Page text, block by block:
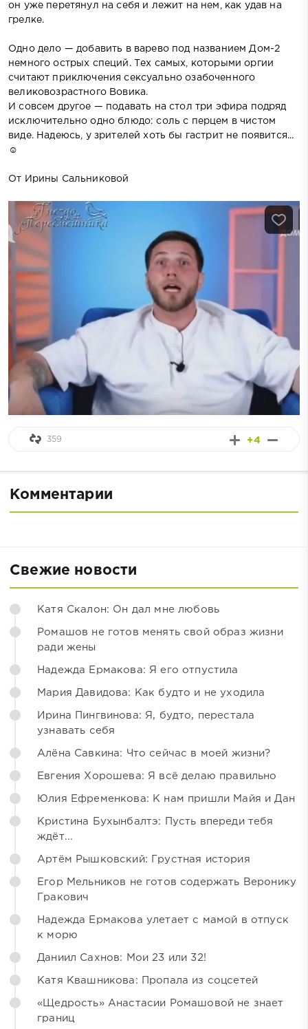
он уже перетянул на себя и лежит на нем, как удав на
грелке.
Одно дело — добавить в варево под названием Дом-2
немного острых специй. Тех самых, которыми оргии
считают приключения сексуально озабоченного
великовозрастного Вовика.
И совсем другое — подавать на стол три эфира подряд
исключительно одно блюдо: соль с перцем в чистом
виде. Надеюсь, у зрителей хоть бы гастрит не появится...
☺
От Ирины Сальниковой
+4
359
Комментарии
Свежие новости
Катя Скалон: Он дал мне любовь
Ромашов не готов менять свой образ жизни
ради жены
Надежда Ермакова: Я его отпустила
Мария Давидова: Как будто и не уходила
Ирина Пингвинова: Я, будто, перестала
узнавать себя
Алёна Савкина: Что сейчас в моей жизни?
Евгения Хорошева: Я всё делаю правильно
Юлия Ефременкова: К нам пришли Майя и Дан
Кристина Бухынбалтэ: Пусть впереди тебя
ждёт...
Артём Рышковский: Грустная история
Егор Мельников не готов содержать Веронику
Гракович
Надежда Ермакова улетает с мамой в отпуск
к морю
Даниил Сахнов: Мои 23 или 32!
Катя Квашникова: Пропала из соцсетей
«Щедрость» Анастасии Ромашовой не знает
границ